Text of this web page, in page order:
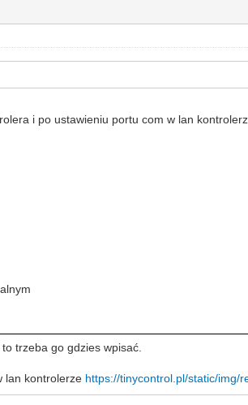
i po ustawieniu portu com w lan
trzeba go gdzies wpisać.
lan kontrolerze https://tinycontrol.pl/static/img/